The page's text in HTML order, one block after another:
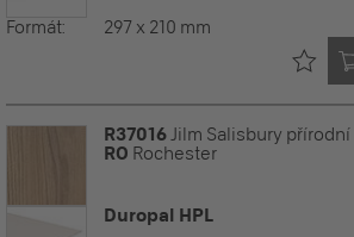
Formát: 297 x 210 mm
R37016Jilm Salisbury přírodní
RO Rochester
Duropal HPL